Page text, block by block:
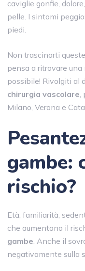
caviglie gonfie,
pelle. I sintomi
piedi.
Non trascinarti
pensa a ritrovare
possibile! Rivolgiti al
chirurgia vascolare,
Milano, Verona e
gambe:
rischio?
Età, familiarità,
che aumentano il
gambe. Anche il
negativamente sulla